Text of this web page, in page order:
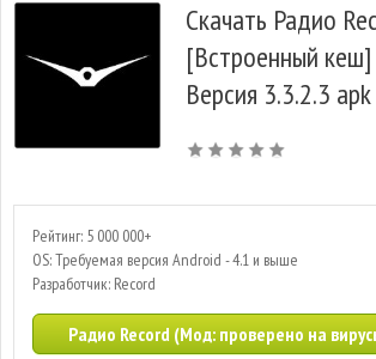
Скачать Радио
[Встроенный
Версия 3.3.2.3 apk
Рейтинг: 5 000 000+
OS: Требуемая версия Android - 4.1 и выше
Разработчик: Record
Радио Record (Мод: проверено на